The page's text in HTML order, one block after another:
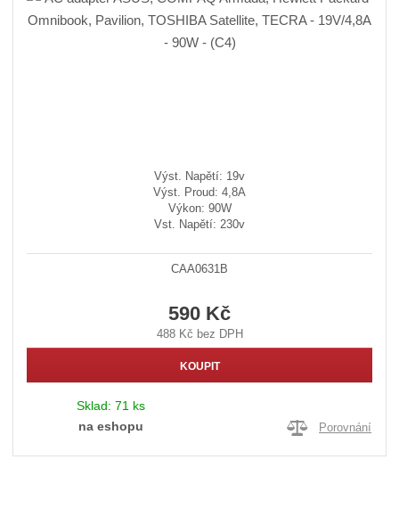
Výst. Napětí: 19v
Výst. Proud: 4,8A
Výkon: 90W
Vst. Napětí: 230v
CAA0631B
590 Kč
488 Kč bez DPH
KOUPIT
Sklad: 71 ks
na eshopu
Porovnání